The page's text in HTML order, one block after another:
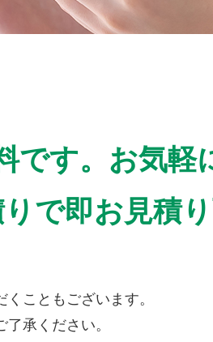
す。 お気軽
で即お見積
こともございます。
承ください。